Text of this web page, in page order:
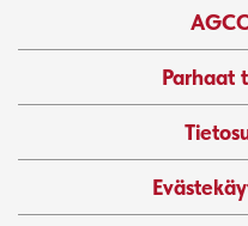
Parhaat